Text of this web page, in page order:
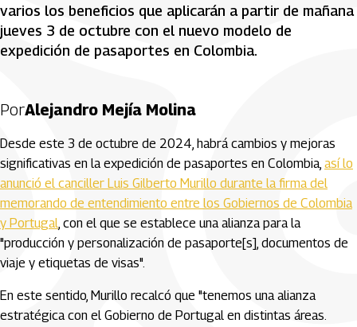
varios los beneficios que aplicarán a partir de mañana
jueves 3 de octubre con el nuevo modelo de
expedición de pasaportes en Colombia.
PorAlejandro Mejía Molina
Desde este 3 de octubre de 2024, habrá cambios y mejoras
significativas en la expedición de pasaportes en Colombia, así lo
anunció el canciller Luis Gilberto Murillo durante la firma del
memorando de entendimiento entre los Gobiernos de Colombia
y Portugal, con el que se establece una alianza para la
"producción y personalización de pasaporte[s], documentos de
viaje y etiquetas de visas".
En este sentido, Murillo recalcó que "tenemos una alianza
estratégica con el Gobierno de Portugal en distintas áreas.